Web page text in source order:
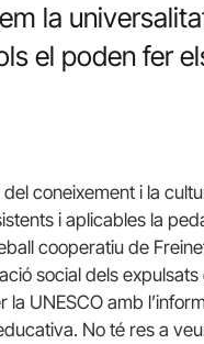
la
el poden fer
coneixement i la
i aplicables la
cooperatiu de
social dels
UNESCO amb
No té res a